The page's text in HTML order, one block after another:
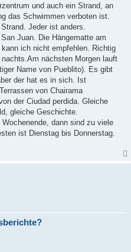
und auch ein Strand, an
das Schwimmen verboten ist.
Jeder ist anders.
Juan. Die Hängematte am
ich nicht empfehlen. Richtig
nächsten Morgen lauft
Name von Pueblito). Es gibt
der hat es in sich. Ist
von Chairama
der Ciudad perdida. Gleiche
gleiche Geschichte.
dann sind zu viele
ist Dienstag bis Donnerstag.